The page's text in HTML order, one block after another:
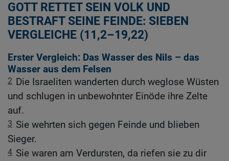
GOTT RETTET SEIN VOLK UND
BESTRAFT SEINE FEINDE: SIEBEN
VERGLEICHE (11,2–19,22)
Erster Vergleich: Das Wasser des Nils – das
Wasser aus dem Felsen
2 Die Israeliten wanderten durch weglose Wüsten
und schlugen in unbewohnter Einöde ihre Zelte
auf.
3 Sie wehrten sich gegen Feinde und blieben
Sieger.
4 Sie waren am Verdursten, da riefen sie zu dir